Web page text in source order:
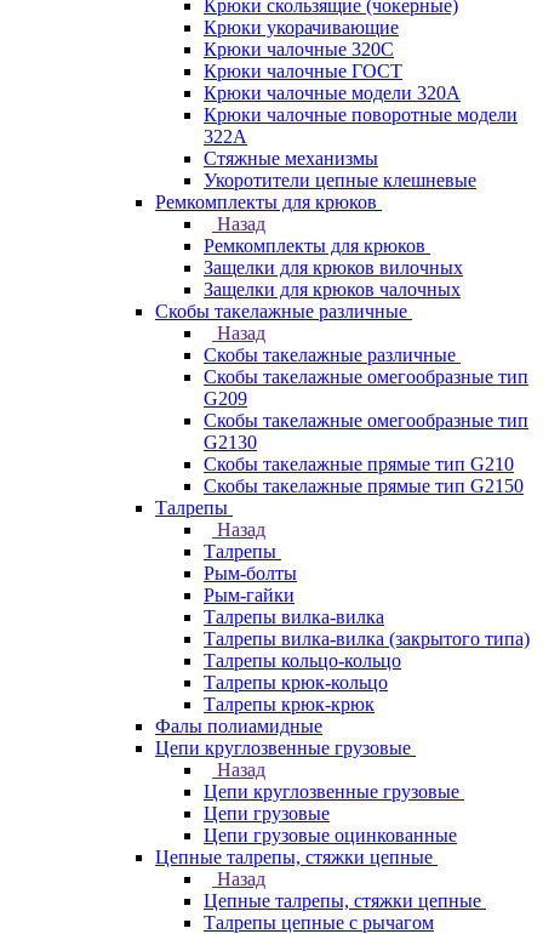
Крюки скользящие (чокерные)
Крюки укорачивающие
Крюки чалочные 320C
Крюки чалочные ГОСТ
Крюки чалочные модели 320А
Крюки чалочные поворотные модели
322А
Стяжные механизмы
Укоротители цепные клешневые
Ремкомплекты для крюков
Назад
Ремкомплекты для крюков
Защелки для крюков вилочных
Защелки для крюков чалочных
Скобы такелажные различные
Назад
Скобы такелажные различные
Скобы такелажные омегообразные тип
G209
Скобы такелажные омегообразные тип
G2130
Скобы такелажные прямые тип G210
Скобы такелажные прямые тип G2150
Талрепы
Назад
Талрепы
Рым-болты
Рым-гайки
Талрепы вилка-вилка
Талрепы вилка-вилка (закрытого типа)
Талрепы кольцо-кольцо
Талрепы крюк-кольцо
Талрепы крюк-крюк
Фалы полиамидные
Цепи круглозвенные грузовые
Назад
Цепи круглозвенные грузовые
Цепи грузовые
Цепи грузовые оцинкованные
Цепные талрепы, стяжки цепные
Назад
Цепные талрепы, стяжки цепные
Талрепы цепные с рычагом